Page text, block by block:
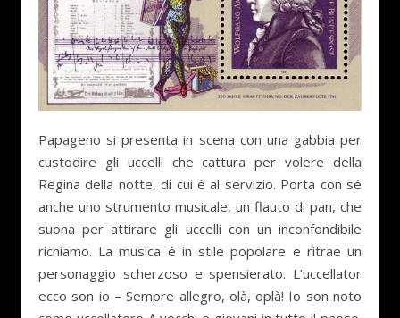
Papageno si presenta in scena con una gabbia per
custodire gli uccelli che cattura per volere della
Regina della notte, di cui è al servizio. Porta con sé
anche uno strumento musicale, un flauto di pan, che
suona per attirare gli uccelli con un inconfondibile
richiamo. La musica è in stile popolare e ritrae un
personaggio scherzoso e spensierato. L’uccellator
ecco son io – Sempre allegro, olà, oplà! Io son noto